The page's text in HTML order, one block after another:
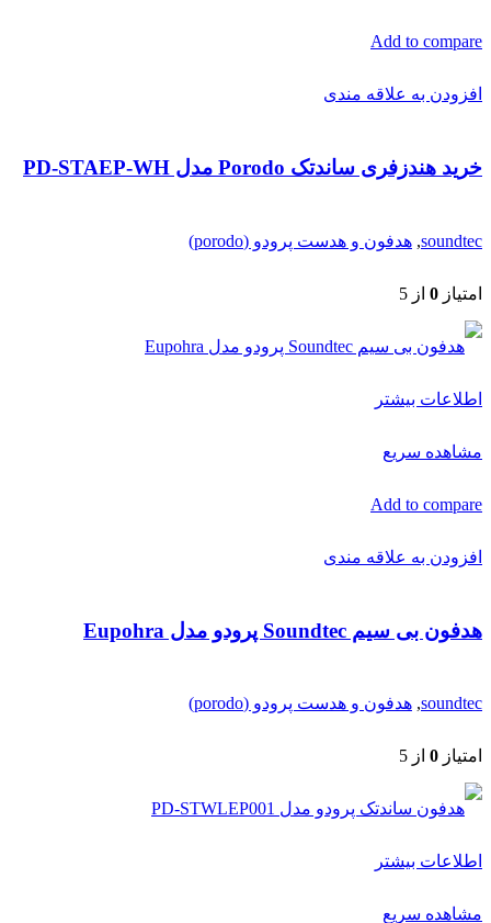
Add to compare
افزودن به علاقه مندی
خرید هندزفری ساندتک Porodo مدل PD-STAEP-WH
soundtec
, هدفون و هدست پرودو (porodo)
امتیاز 0 از 5
اطلاعات بیشتر
مشاهده سریع
Add to compare
افزودن به علاقه مندی
هدفون بی سیم Soundtec پرودو مدل Eupohra
soundtec
, هدفون و هدست پرودو (porodo)
امتیاز 0 از 5
اطلاعات بیشتر
مشاهده سریع